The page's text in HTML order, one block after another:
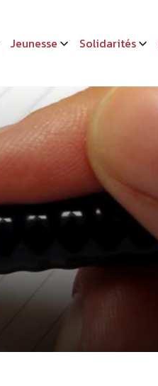
Jeunesse Solidarités